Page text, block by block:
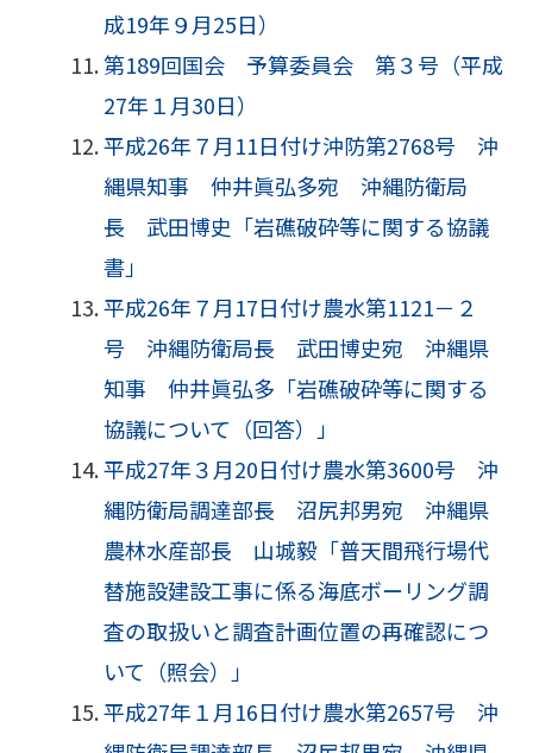
成19年９月25日）
第189回国会 予算委員会 第３号（平成
27年１月30日）
平成26年７月11日付け沖防第2768号 沖
縄県知事 仲井眞弘多宛 沖縄防衛局
長 武田博史「岩礁破砕等に関する協議
書」
平成26年７月17日付け農水第1121－２
号 沖縄防衛局長 武田博史宛 沖縄県
知事 仲井眞弘多「岩礁破砕等に関する
協議について（回答）」
平成27年３月20日付け農水第3600号 沖
縄防衛局調達部長 沼尻邦男宛 沖縄県
農林水産部長 山城毅「普天間飛行場代
替施設建設工事に係る海底ボーリング調
査の取扱いと調査計画位置の再確認につ
いて（照会）」
平成27年１月16日付け農水第2657号 沖